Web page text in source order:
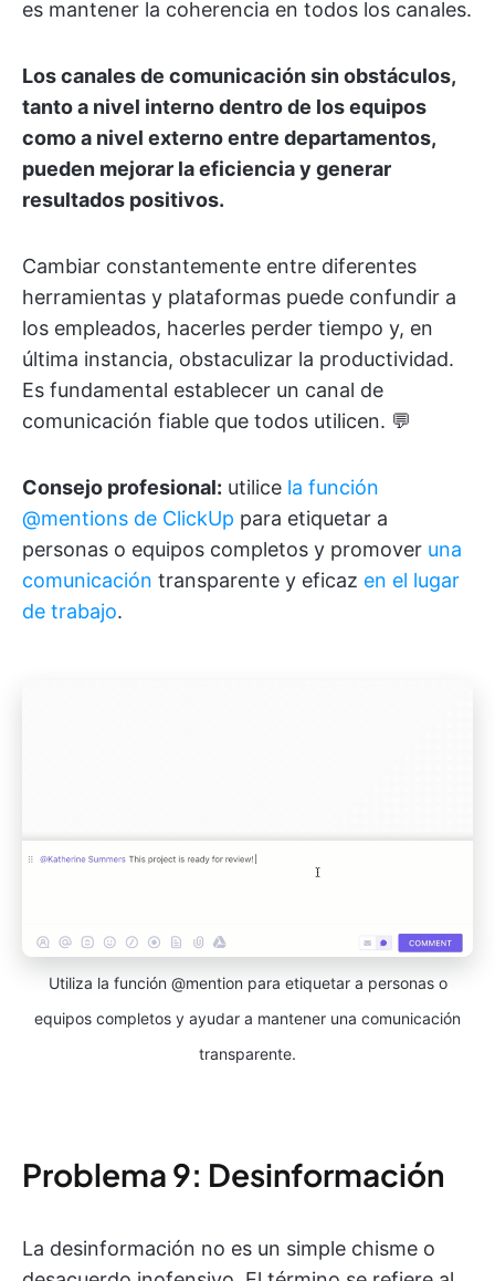
es mantener la coherencia en todos los canales.
Los canales de comunicación sin obstáculos,
tanto a nivel interno dentro de los equipos
como a nivel externo entre departamentos,
pueden mejorar la eficiencia y generar
resultados positivos.
Cambiar constantemente entre diferentes
herramientas y plataformas puede confundir a
los empleados, hacerles perder tiempo y, en
última instancia, obstaculizar la productividad.
Es fundamental establecer un canal de
comunicación fiable que todos utilicen. 💬
Consejo profesional: utilice la función
@mentions de ClickUp para etiquetar a
personas o equipos completos y promover una
comunicación transparente y eficaz en el lugar
de trabajo.
Utiliza la función @mention para etiquetar a personas o
equipos completos y ayudar a mantener una comunicación
transparente.
Problema 9: Desinformación
La desinformación no es un simple chisme o